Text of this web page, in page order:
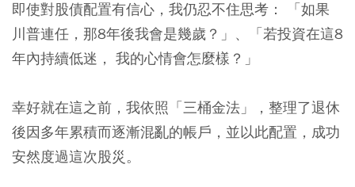
即使對股債配置有信心，我仍忍不住思考： 「如果
川普連任，那8年後我會是幾歲？」、「若投資在這8
年內持續低迷， 我的心情會怎麼樣？」
幸好就在這之前，我依照「三桶金法」，整理了退休
後因多年累積而逐漸混亂的帳戶，並以此配置，成功
安然度過這次股災。